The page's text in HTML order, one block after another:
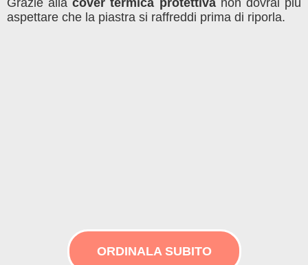
Grazie allacover termica protettivanon dovrai più
aspettare che la piastra si raffreddi prima di riporla.
ORDINALA SUBITO